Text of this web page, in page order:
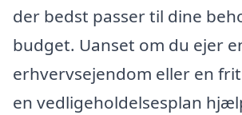
der bedst passer til dine
budget. Uanset om du ejer
erhvervsejendom eller en
en vedligeholdelsesplan